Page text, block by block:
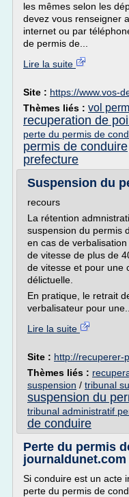
les mêmes selon les
devez vous renseigner
internet ou par
de permis de...
Lire la suite
Site : https://www.vos-
Thèmes liés : vol
recuperation de
perte du permis de
permis de conduire
prefecture
Suspension du
recours
La rétention
suspension du permis
en cas de
de vitesse de plus de
de vitesse et pour une
délictuelle.
En pratique, le retrait
verbalisateur pour une...
Lire la suite
Site : http://recuperer-
Thèmes liés :
suspension / tribunal
suspension du
tribunal administratif
de conduire
Perte du permis
journaldunet.com
Si conduire est un acte
perte du permis de